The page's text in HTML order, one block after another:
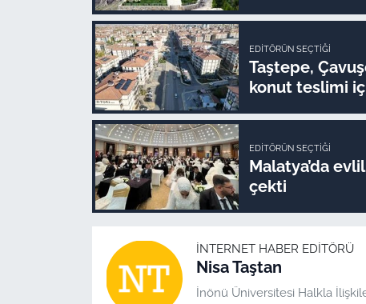
EDITÖRÜN SEÇTIĞI
Taştepe,
konut teslimi
EDITÖRÜN SEÇTIĞI
Malatya’da
çekti
İNTERNET HABER EDITÖRÜ
Nisa Taştan
İnönü Üniversitesi Halkla